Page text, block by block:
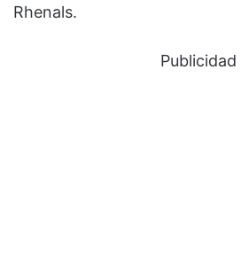
Rhenals.
Publicidad